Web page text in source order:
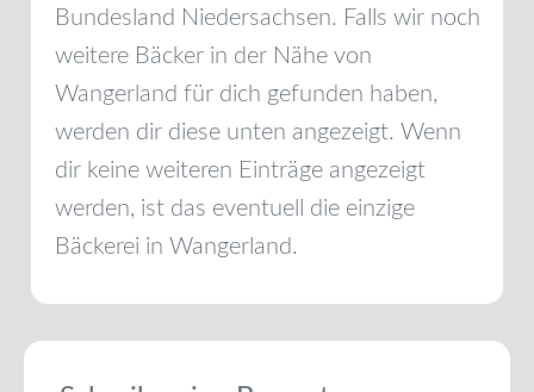
Bundesland Niedersachsen. Falls wir noch
weitere Bäcker in der Nähe von
Wangerland für dich gefunden haben,
werden dir diese unten angezeigt. Wenn
dir keine weiteren Einträge angezeigt
werden, ist das eventuell die einzige
Bäckerei in Wangerland.